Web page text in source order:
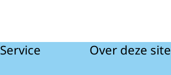
Service Over deze site